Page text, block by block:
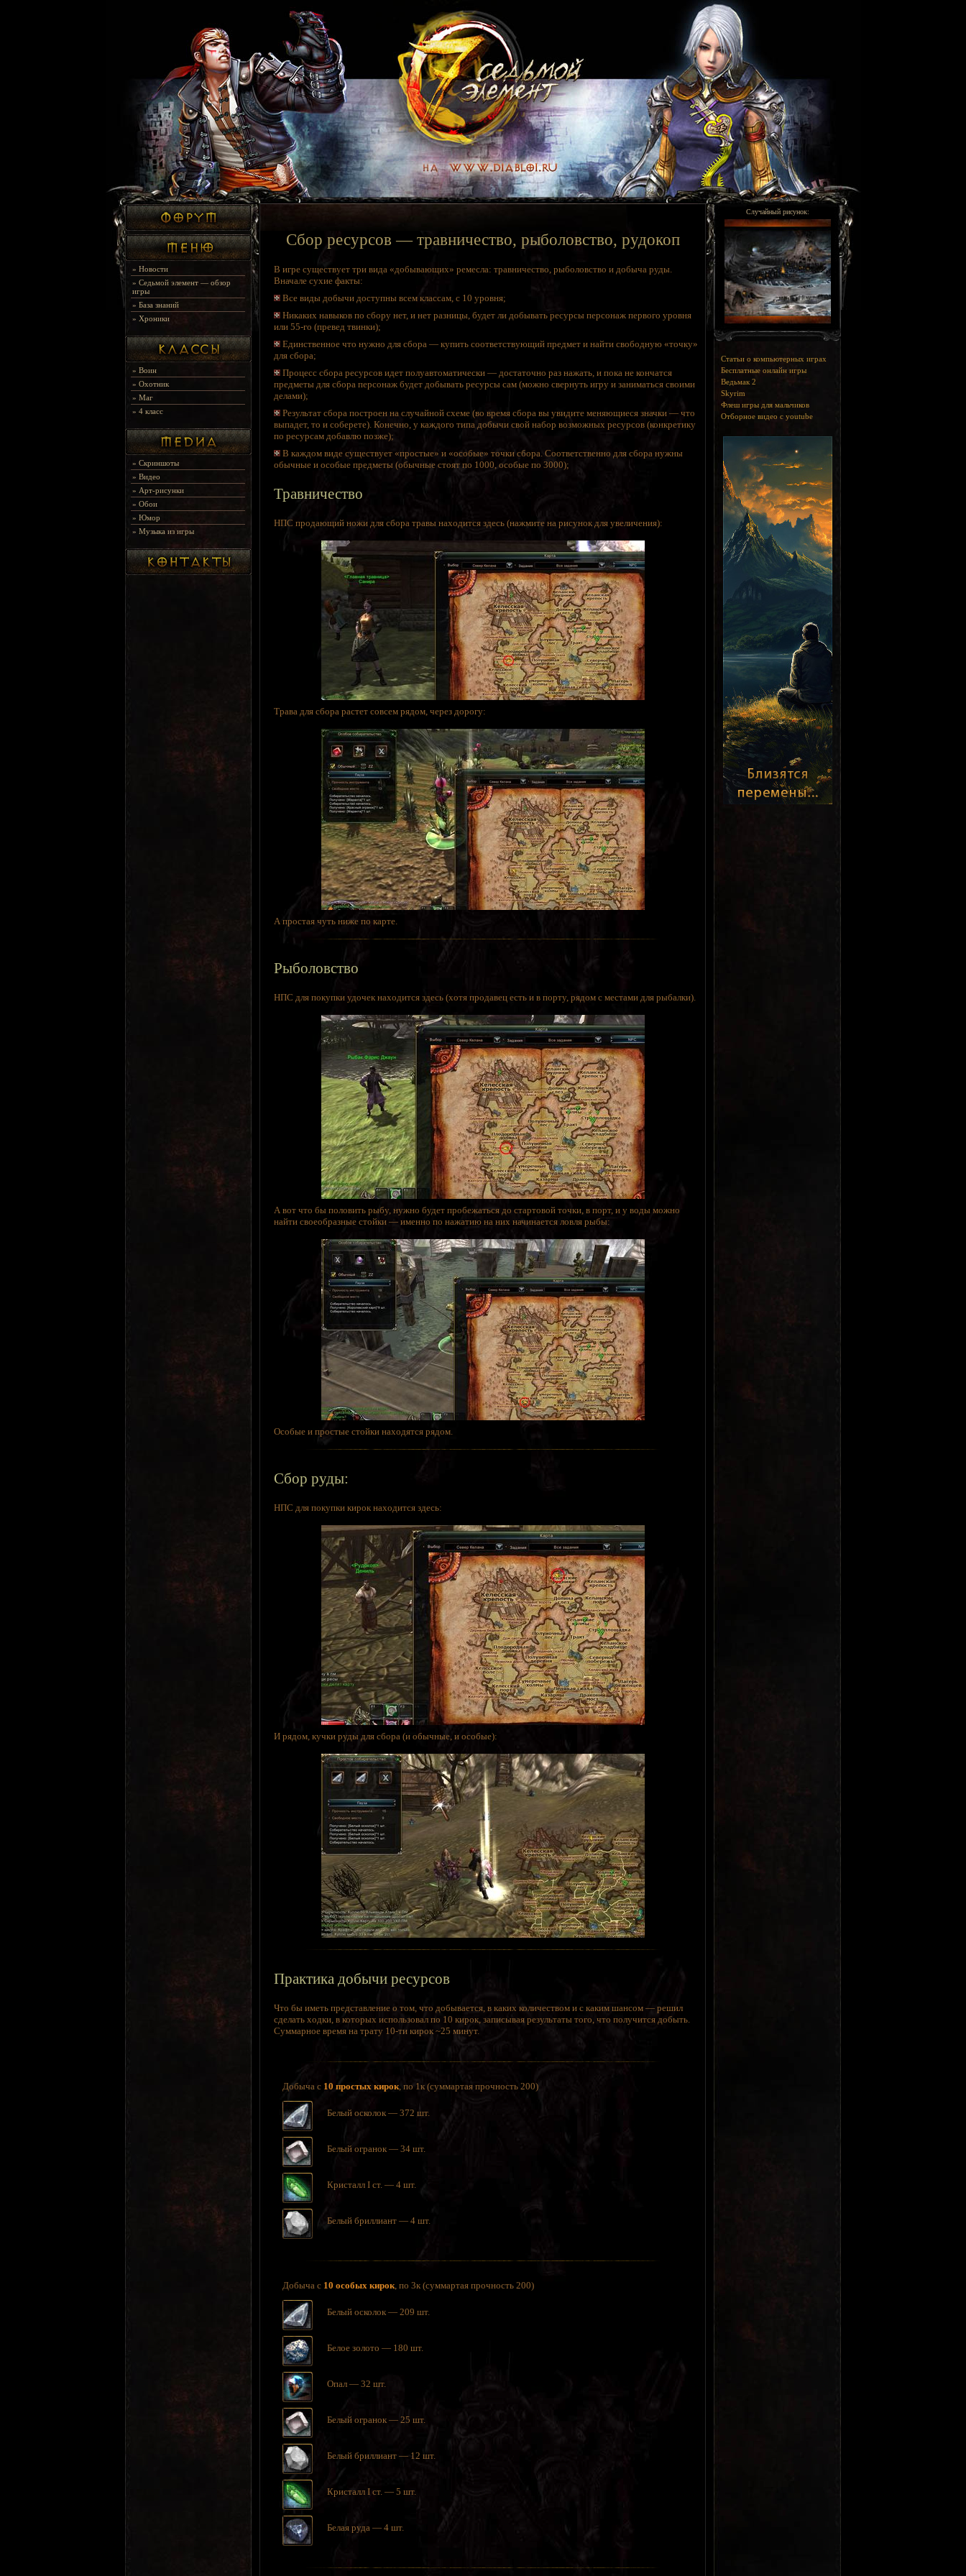
» Новости
» Седьмой элемент — обзор
игры
» База знаний
» Хроники
» Воин
» Охотник
» Маг
» 4 класс
» Скриншоты
» Видео
» Арт-рисунки
» Обои
» Юмор
» Музыка из игры
Сбор ресурсов — травничество, рыболовство, рудокоп
В игре существует три вида «добывающих» ремесла: травничество, рыболовство и добыча руды.
Вначале сухие факты:
Все виды добычи доступны всем классам, с 10 уровня;
Никаких навыков по сбору нет, и нет разницы, будет ли добывать ресурсы персонаж первого уровня
или 55-го (превед твинки);
Единственное что нужно для сбора — купить соответствующий предмет и найти свободную «точку»
для сбора;
Процесс сбора ресурсов идет полуавтоматически — достаточно раз нажать, и пока не кончатся
предметы для сбора персонаж будет добывать ресурсы сам (можно свернуть игру и заниматься своими
делами);
Результат сбора построен на случайной схеме (во время сбора вы увидите меняющиеся значки — что
выпадет, то и соберете). Конечно, у каждого типа добычи свой набор возможных ресурсов (конкретику
по ресурсам добавлю позже);
В каждом виде существует «простые» и «особые» точки сбора. Соответственно для сбора нужны
обычные и особые предметы (обычные стоят по 1000, особые по 3000);
Травничество
НПС продающий ножи для сбора травы находится здесь (нажмите на рисунок для увеличения):
Трава для сбора растет совсем рядом, через дорогу:
А простая чуть ниже по карте.
Рыболовство
НПС для покупки удочек находится здесь (хотя продавец есть и в порту, рядом с местами для рыбалки).
А вот что бы половить рыбу, нужно будет пробежаться до стартовой точки, в порт, и у воды можно
найти своеобразные стойки — именно по нажатию на них начинается ловля рыбы:
Особые и простые стойки находятся рядом.
Сбор руды:
НПС для покупки кирок находится здесь:
И рядом, кучки руды для сбора (и обычные, и особые):
Практика добычи ресурсов
Что бы иметь представление о том, что добывается, в каких количеством и с каким шансом — решил
сделать ходки, в которых использовал по 10 кирок, записывая результаты того, что получится добыть.
Суммарное время на трату 10-ти кирок ~25 минут.
Добыча с 10 простых кирок, по 1к (суммартая прочность 200)
Белый осколок — 372 шт.
Белый огранок — 34 шт.
Кристалл I ст. — 4 шт.
Белый бриллиант — 4 шт.
Добыча с 10 особых кирок, по 3к (суммартая прочность 200)
Белый осколок — 209 шт.
Белое золото — 180 шт.
Опал — 32 шт.
Белый огранок — 25 шт.
Белый бриллиант — 12 шт.
Кристалл I ст. — 5 шт.
Белая руда — 4 шт.
Случайный рисунок:
Статьи о компьютерных играх
Бесплатные онлайн игры
Ведьмак 2
Skyrim
Флеш игры для мальчиков
Отборное видео с youtube